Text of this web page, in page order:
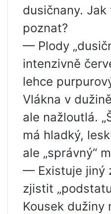
dusičnany.
poznat?
— Plody
intenzivně
lehce
Vlákna v
ale nažloutlá.
má hladký,
ale „správný“
— Existuje jiný
zjistit
Kousek dužiny